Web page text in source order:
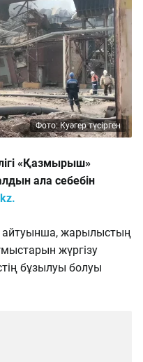
Фото: Куәгер түсірген
«Қазмырыш»
ала себебін
жарылыстың
жүргізу
бұзылуы болуы